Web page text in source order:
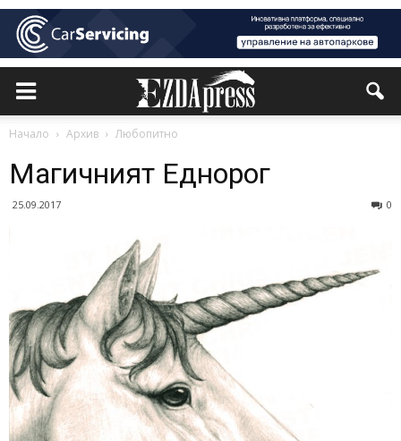
Начало Архив Любопитно
Магичният Еднорог
25.09.2017 0